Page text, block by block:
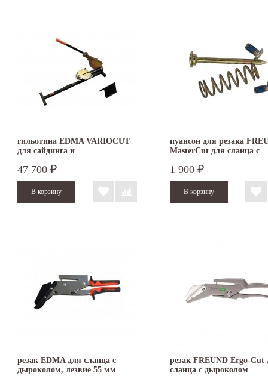
гильотина EDMA VARIOCUT
для сайдинга и
47 700 ₽
пуансон для резака
MasterCut для сланца с
1 900 ₽
резак EDMA для сланца с
дыроколом, лезвие 55 мм
резак FREUND Ergo-Cut
сланца с дыроколом